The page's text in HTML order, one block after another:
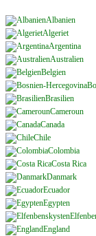
Albanien
Algeriet
Argentina
Australien
Belgien
Brasilien
Cameroun
Canada
Chile
Colombia
Costa Rica
Danmark
Ecuador
Egypten
England